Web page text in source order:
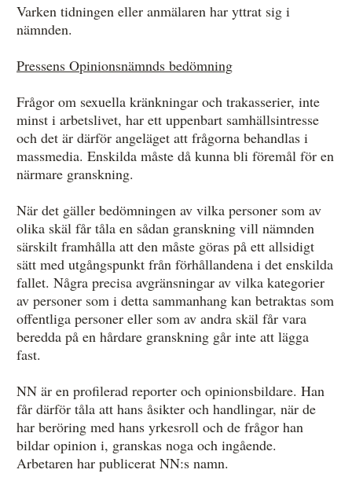
Varken tidningen eller anmälaren har yttrat sig i
nämnden.
Pressens Opinionsnämnds bedömning
Frågor om sexuella kränkningar och trakasserier, inte
minst i arbetslivet, har ett uppenbart samhällsintresse
och det är därför angeläget att frågorna behandlas i
massmedia. Enskilda måste då kunna bli föremål för en
närmare granskning.
När det gäller bedömningen av vilka personer som av
olika skäl får tåla en sådan granskning vill nämnden
särskilt framhålla att den måste göras på ett allsidigt
sätt med utgångspunkt från förhållandena i det enskilda
fallet. Några precisa avgränsningar av vilka kategorier
av personer som i detta sammanhang kan betraktas som
offentliga personer eller som av andra skäl får vara
beredda på en hårdare granskning går inte att lägga
fast.
NN är en profilerad reporter och opinionsbildare. Han
får därför tåla att hans åsikter och handlingar, när de
har beröring med hans yrkesroll och de frågor han
bildar opinion i, granskas noga och ingående.
Arbetaren har publicerat NN:s namn.